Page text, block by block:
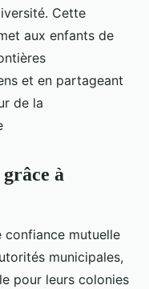
Cette
aux enfants de
et en partageant
de la
à
confiance mutuelle
municipales,
pour leurs colonies